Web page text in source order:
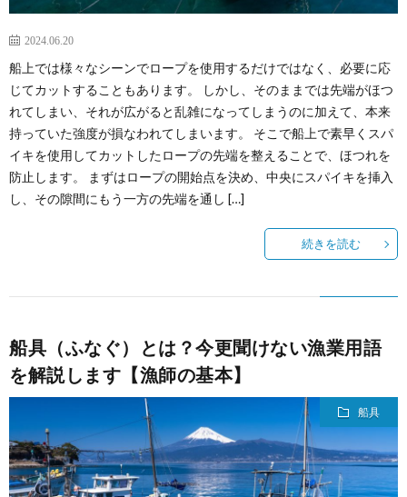
2024.06.20
船上では様々なシーンでロープを使用するだけではなく、必要に応
じてカットすることもあります。 しかし、そのままでは先端がほつ
れてしまい、それが広がると乱雑になってしまうのに加えて、本来
持っていた強度が損なわれてしまいます。 そこで船上で素早くスパ
イキを使用してカットしたロープの先端を整えることで、ほつれを
防止します。 まずはロープの開始点を決め、中央にスパイキを挿入
し、その隙間にもう一方の先端を通し […]
続きを読む
船具（ふなぐ）とは？今更聞けない漁業用語
を解説します【漁師の基本】
船具